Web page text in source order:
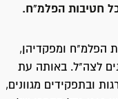
חטיבות הפלמ"ח.
חטיבות הפלמ"ח ומפקדיהן,
לצה"ל. באותה עת
כ- 1061 נשים בדרגות ובתפקידים מגוונים,